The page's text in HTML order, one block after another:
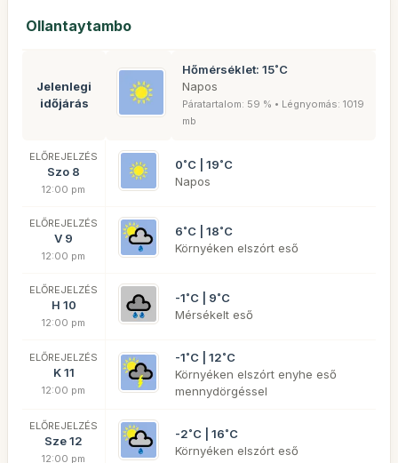
Ollantaytambo
Jelenlegi
időjárás
Hőmérséklet: 15˚C
Napos
Páratartalom: 59 % • Légnyomás: 1019
mb
ELŐREJELZÉS
Szo 8
12:00 pm
0˚C | 19˚C
Napos
ELŐREJELZÉS
V 9
12:00 pm
6˚C | 18˚C
Környéken elszórt eső
ELŐREJELZÉS
H 10
12:00 pm
-1˚C | 9˚C
Mérsékelt eső
ELŐREJELZÉS
K 11
12:00 pm
-1˚C | 12˚C
Környéken elszórt enyhe eső
mennydörgéssel
ELŐREJELZÉS
Sze 12
12:00 pm
-2˚C | 16˚C
Környéken elszórt eső